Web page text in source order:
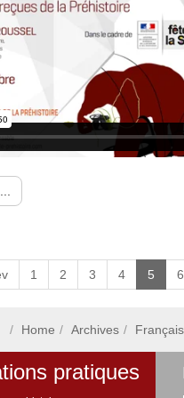
1 2 3 4 5 6
Home Archives Français
pratiques